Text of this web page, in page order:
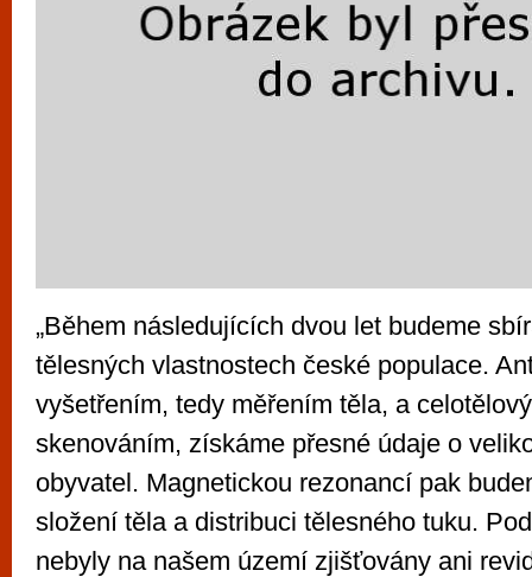
„Během následujících dvou let budeme
tělesných vlastnostech české populace.
vyšetřením, tedy měřením těla, a
skenováním, získáme přesné údaje o
obyvatel. Magnetickou rezonancí pak
složení těla a distribuci tělesného tuku.
nebyly na našem území zjišťovány ani